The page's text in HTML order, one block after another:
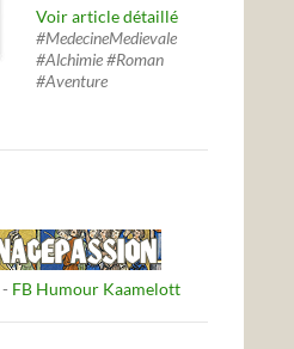
Voir article détaillé
#MedecineMedievale
#Alchimie #Roman
#Aventure
- FB Humour Kaamelott